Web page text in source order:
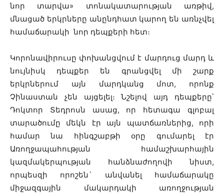
նոր տարվա» տոնակատարության առթիվ,
մնացած երկրները անընդհատ կարող են առնչվել
համաճարակի նոր դեպքերի հետ։
Կորոնավիրուսը փոխանցվում է մարդուց մարդ և
նույնիսկ դեպքեր են գրանցվել մի շարք
երկրներում այն մարդկանց մոտ, որոնք
Չինաստան չեն այցելել։ Նշելով այդ դեպքերը՝
Դոկտոր Տեդրոսն ասաց, որ հետագա գլոբալ
տարածումը մեկն էր այն պատճառներից, որի
համար նա հինգշաբթի օրը գումարել էր
Առողջապահության համաշխարհային
կազմակերպության հանձնաժողովի նիստ,
որպեսզի որոշեն` անվանել համաճարակը
միջազգային մակարդակի առողջության